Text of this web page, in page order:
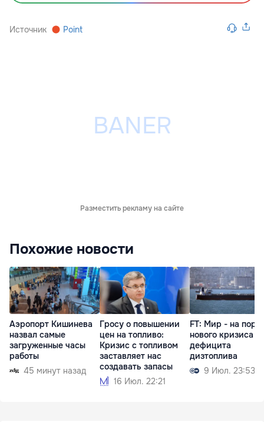
Источник Point
Разместить рекламу на сайте
Похожие новости
Аэропорт Кишинева
назвал самые
загруженные часы
работы
45 минут назад
Гросу о повышении
цен на топливо:
Кризис с топливом
заставляет нас
создавать запасы
16 Июл. 22:21
FT: Мир - на
нового кризиса
дефицита
дизтоплива
9 Июл. 23:53